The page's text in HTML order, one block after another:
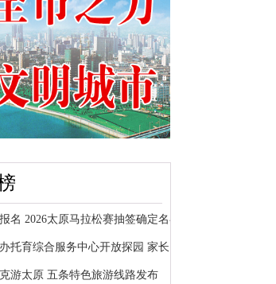
名 2026太原马拉松赛抽签确定名额
游太原 五条特色旅游线路发布